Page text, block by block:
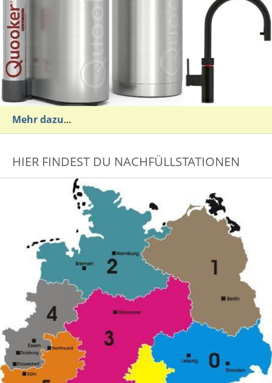
Mehr dazu...
HIER FINDEST DU NACHFÜLLSTATIONEN